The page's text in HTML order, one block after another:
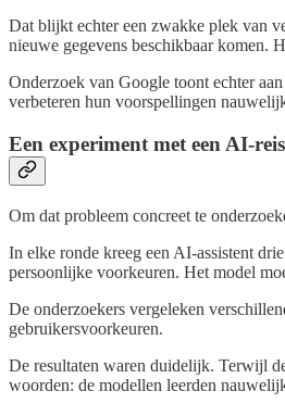
Dat blijkt echter een zwakke plek van
nieuwe gegevens beschikbaar komen.
Onderzoek van Google toont echter
verbeteren hun voorspellingen
Een experiment met een AI-
Om dat probleem concreet te
In elke ronde kreeg een AI-assistent
persoonlijke voorkeuren. Het model
De onderzoekers vergeleken
gebruikersvoorkeuren.
De resultaten waren duidelijk. Terwijl
woorden: de modellen leerden